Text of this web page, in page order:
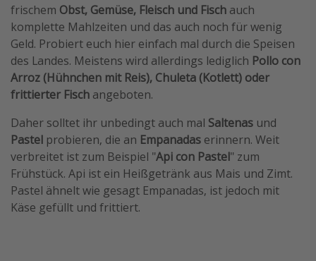
frischem Obst, Gemüse, Fleisch und Fisch auch
komplette Mahlzeiten und das auch noch für wenig
Geld. Probiert euch hier einfach mal durch die Speisen
des Landes. Meistens wird allerdings lediglich Pollo con
Arroz (Hühnchen mit Reis), Chuleta (Kotlett) oder
frittierter Fisch angeboten.
Daher solltet ihr unbedingt auch mal Saltenas und
Pastel probieren, die an Empanadas erinnern. Weit
verbreitet ist zum Beispiel "Api con Pastel" zum
Frühstück. Api ist ein Heißgetränk aus Mais und Zimt.
Pastel ähnelt wie gesagt Empanadas, ist jedoch mit
Käse gefüllt und frittiert.